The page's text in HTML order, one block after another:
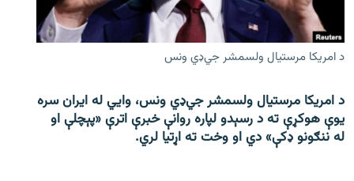
د امریکا مرستیال ولسمشر جي‌ډي ونس
د امریکا مرستیال ولسمشر جي‌ډي ونس، وايي له ایران سره
یوې هوکړې ته د رسېدو لپاره روانې خبرې اترې «پېچلې او
له ننګونو ډکې» دي او وخت ته اړتیا لري.